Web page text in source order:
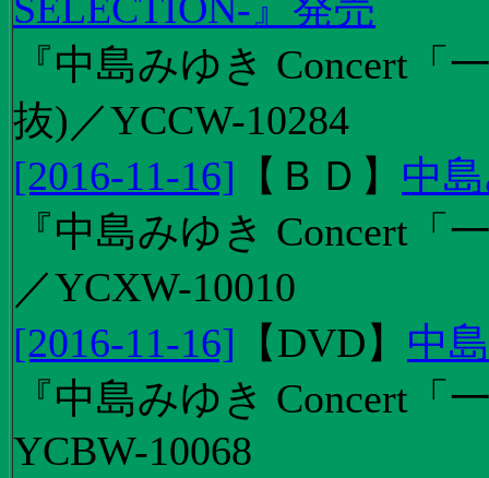
『中島みゆき Concert
抜)／YCCW-10284
[2016-11-16] 【 ＢＤ 】 中
『中島みゆき Concert
／YCXW-10010
[2016-11-16] 【DVD】 中
『中島みゆき Concert
YCBW-10068